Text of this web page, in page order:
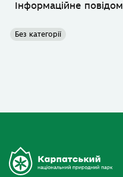
Інформаційне
Без категорії